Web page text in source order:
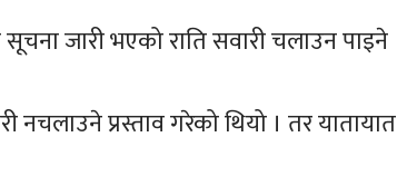
जारी भएको राति सवारी चलाउन पाइने
नचलाउने प्रस्ताव गरेको थियो । तर यातायात